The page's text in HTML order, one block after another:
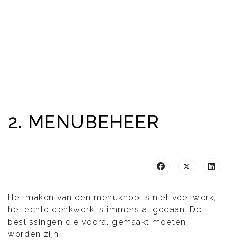
2. MENUBEHEER
Het maken van een menuknop is niet veel werk,
het echte denkwerk is immers al gedaan. De
beslissingen die vooral gemaakt moeten
worden zijn: